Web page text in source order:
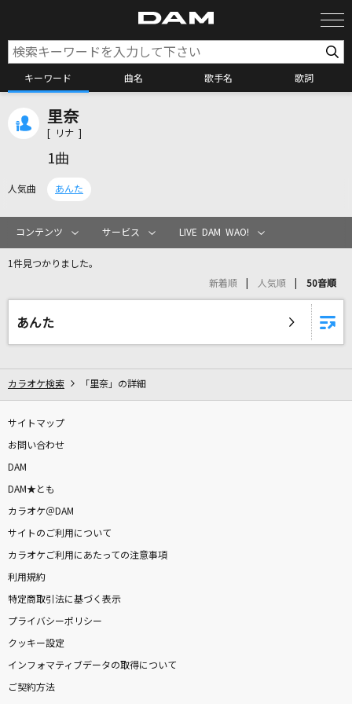
キーワード 曲名 歌手名 歌詞
カラオケリクエスト
ヨルシカ
ブリキノダンス
残響散歌
Aimer(エメ)
[生音]YAH YAH YAH
CHAGE & ASKA
一旦ステイ TONIGHT
里奈
[ リナ ]
1曲
人気曲 あんた
コンテンツ サービス LIVE DAM WAO!
1件見つかりました。
新着順 人気順 50音順
あんた
カラオケ検索 「里奈」の詳細
サイトマップ
お問い合わせ
DAM
DAM★とも
カラオケ＠DAM
サイトのご利用について
カラオケご利用にあたっての注意事項
利用規約
特定商取引法に基づく表示
プライバシーポリシー
クッキー設定
インフォマティブデータの取得について
ご契約方法